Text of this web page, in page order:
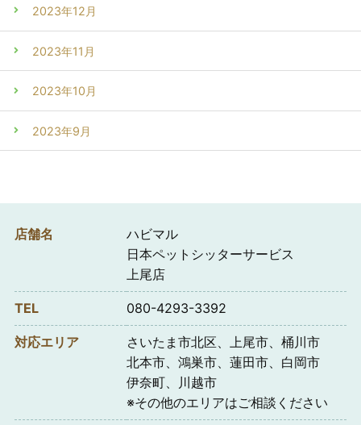
2023年12月
2023年11月
2023年10月
2023年9月
店舗名
ハビマル
日本ペットシッターサービス
上尾店
TEL 080-4293-3392
対応エリア
さいたま市北区、上尾市、桶川市
北本市、鴻巣市、蓮田市、白岡市
伊奈町、川越市
※その他のエリアはご相談ください